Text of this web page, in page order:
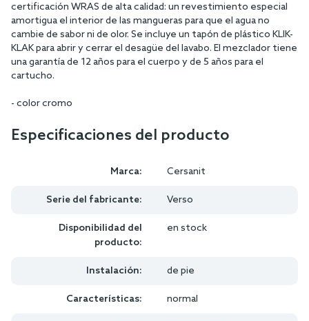
certificación WRAS de alta calidad: un revestimiento especial
amortigua el interior de las mangueras para que el agua no
cambie de sabor ni de olor. Se incluye un tapón de plástico KLIK-
KLAK para abrir y cerrar el desagüe del lavabo. El mezclador tiene
una garantía de 12 años para el cuerpo y de 5 años para el
cartucho.
- color cromo
Especificaciones del producto
Marca: Cersanit
Serie del fabricante: Verso
Disponibilidad del
producto:
en stock
Instalación: de pie
Características: normal